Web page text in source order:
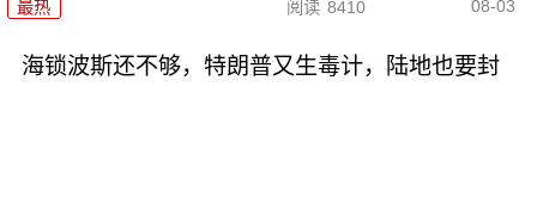
最热 阅读 8410 08-03
海锁波斯还不够，特朗普又生毒计，陆地也要封